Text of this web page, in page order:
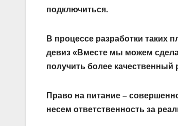
подключиться.
В процессе разработки таких
девиз «Вместе мы можем
получить более качественный
Право на питание –
несем ответст­венность за